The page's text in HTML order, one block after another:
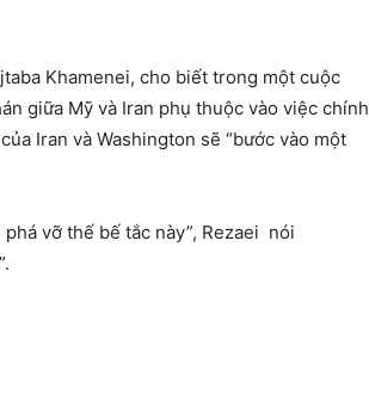
Khamenei, cho biết trong một cuộc
giữa Mỹ và Iran phụ thuộc vào việc chính
Iran và Washington sẽ “bước vào một
vỡ thế bế tắc này”, Rezaei nói